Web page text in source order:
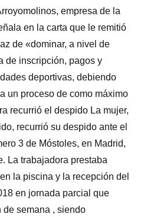
empresa de la
en la carta que le remitió
de «dominar, a nivel de
de inscripción, pagos y
deportivas, debiendo
un proceso de como máximo
recurrió el despido La mujer,
recurrió su despido ante el
3 de Móstoles, en Madrid,
La trabajadora prestaba
la piscina y la recepción del
en jornada parcial que
de semana , siendo